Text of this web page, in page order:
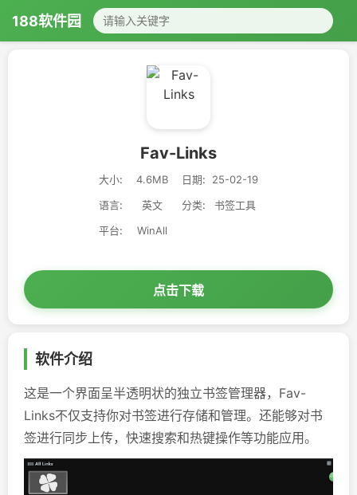
188软件园
Fav-Links
大小: 4.6MB 日期:
25-02-19
语言:
英文 分类:
书签工具
平台:
WinAll
点击下载
软件介绍
这是一个界面呈半透明状的独立书签管理器，Fav-
Links不仅支持你对书签进行存储和管理。还能够对书
签进行同步上传，快速搜索和热键操作等功能应用。